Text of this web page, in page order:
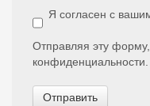
Я согласен с
Отправляя эту
конфиденциальности.
Отправить